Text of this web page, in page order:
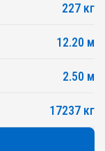
227 кг
12.20 м
2.50 м
17237 кг